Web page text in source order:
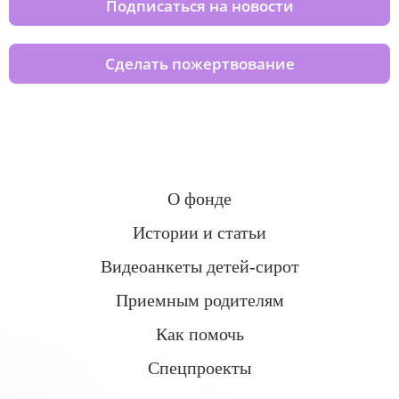
Подписаться на новости
Сделать пожертвование
О фонде
Истории и статьи
Видеоанкеты детей-сирот
Приемным родителям
Как помочь
Спецпроекты